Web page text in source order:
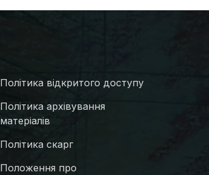
Політика відкритого доступу
Політика архівування
матеріалів
Політика скарг
Положення про